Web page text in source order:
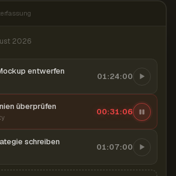
2026
entwerfen 01:24:00
überprüfen 00:31:06
schreiben 01:07:00